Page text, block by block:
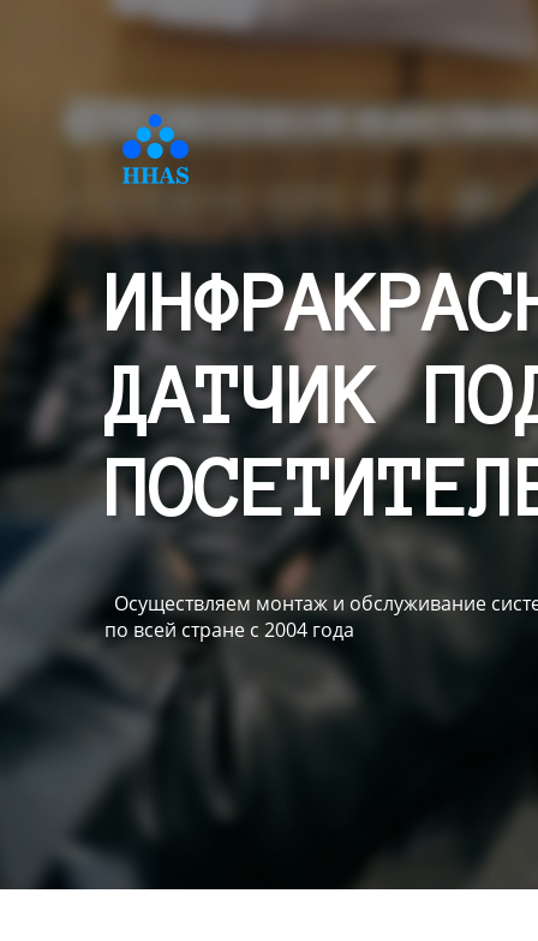
ДАТЧИК
Осуществляем монтаж и обслуживание
по всей стране с 2004 года